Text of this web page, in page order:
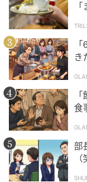
の
せ
き
食
部